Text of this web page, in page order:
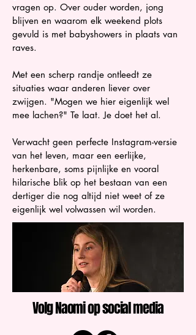
vragen op. Over ouder worden, jong
blijven en waarom elk weekend plots
gevuld is met babyshowers in plaats van
raves.
Met een scherp randje ontleedt ze
situaties waar anderen liever over
zwijgen. "Mogen we hier eigenlijk wel
mee lachen?" Te laat. Je doet het al.
Verwacht geen perfecte Instagram-versie
van het leven, maar een eerlijke,
herkenbare, soms pijnlijke en vooral
hilarische blik op het bestaan van een
dertiger die nog altijd niet weet of ze
eigenlijk wel volwassen wil worden.
Volg Naomi op social media